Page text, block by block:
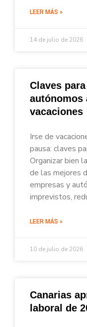
LEER MÁS »
14 de julio de 2026
Claves
autónomos
vacaciones
Irse de
pausa: claves
Organizar bien
de las mejores
empresas y
imprevistos,
LEER MÁS »
10 de julio de 2026
Canarias
laboral de